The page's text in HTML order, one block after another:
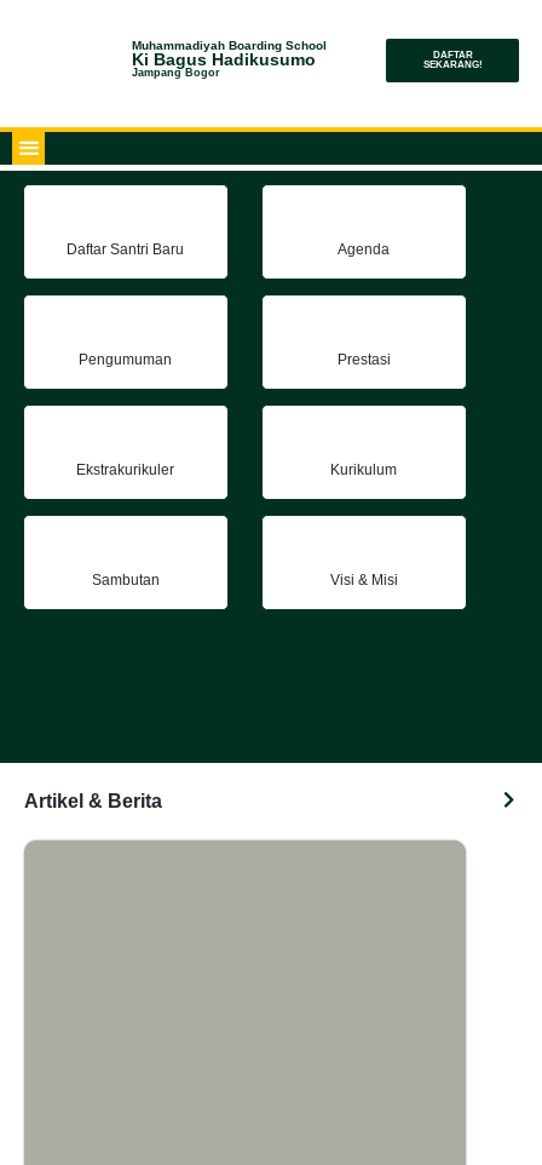
Muhammadiyah Boarding School
Ki Bagus Hadikusumo
Jampang Bogor
DAFTAR
SEKARANG!
Daftar Santri Baru Agenda
Pengumuman Prestasi
Ekstrakurikuler Kurikulum
Sambutan Visi & Misi
Artikel & Berita